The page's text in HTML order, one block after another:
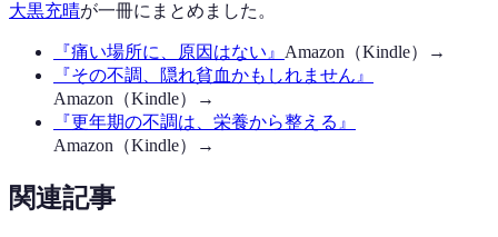
大黒充晴が一冊にまとめました。
『痛い場所に、原因はない 』 Amazon（Kindle）→
『その不調、隠れ貧血かもしれません 』
Amazon（Kindle）→
『更年期の不調は、栄養から整える 』
Amazon（Kindle）→
関連記事